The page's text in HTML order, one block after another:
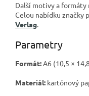
Další motivy a
Celou nabídku značky
Verlag.
Parametry
Formát:A6 (10,5 ×
Materiál: kartónový